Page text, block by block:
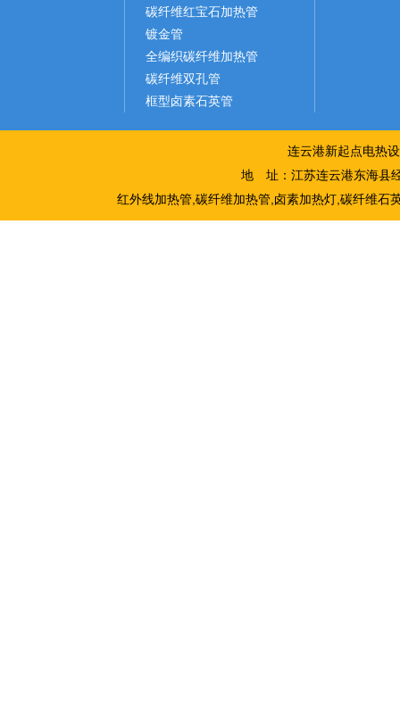
碳纤维红宝石加热管
镀金管
全编织碳纤维加热管
碳纤维双孔管
框型卤素石英管
连云港新起点电热
地 址：江苏连云港东海县
红外线加热管,碳纤维加热管,卤素加热灯,碳纤维